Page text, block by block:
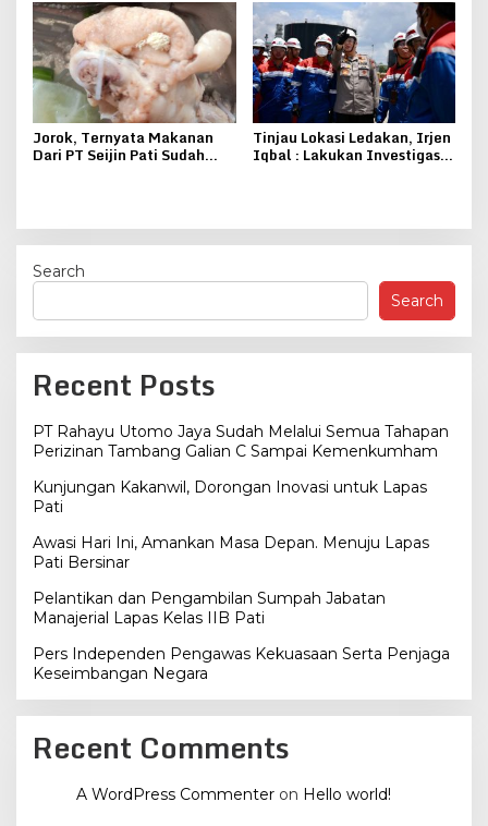
Jorok, Ternyata Makanan
Dari PT Seijin Pati Sudah
Tinjau Lokasi Ledakan, Irjen
Iqbal : Lakukan Investigasi,
Search
Search
Recent Posts
PT Rahayu Utomo Jaya Sudah Melalui Semua Tahapan
Perizinan Tambang Galian C Sampai Kemenkumham
Kunjungan Kakanwil, Dorongan Inovasi untuk Lapas
Pati
Awasi Hari Ini, Amankan Masa Depan. Menuju Lapas
Pati Bersinar
Pelantikan dan Pengambilan Sumpah Jabatan
Manajerial Lapas Kelas IIB Pati
Pers Independen Pengawas Kekuasaan Serta Penjaga
Keseimbangan Negara
Recent Comments
A WordPress Commenter on Hello world!